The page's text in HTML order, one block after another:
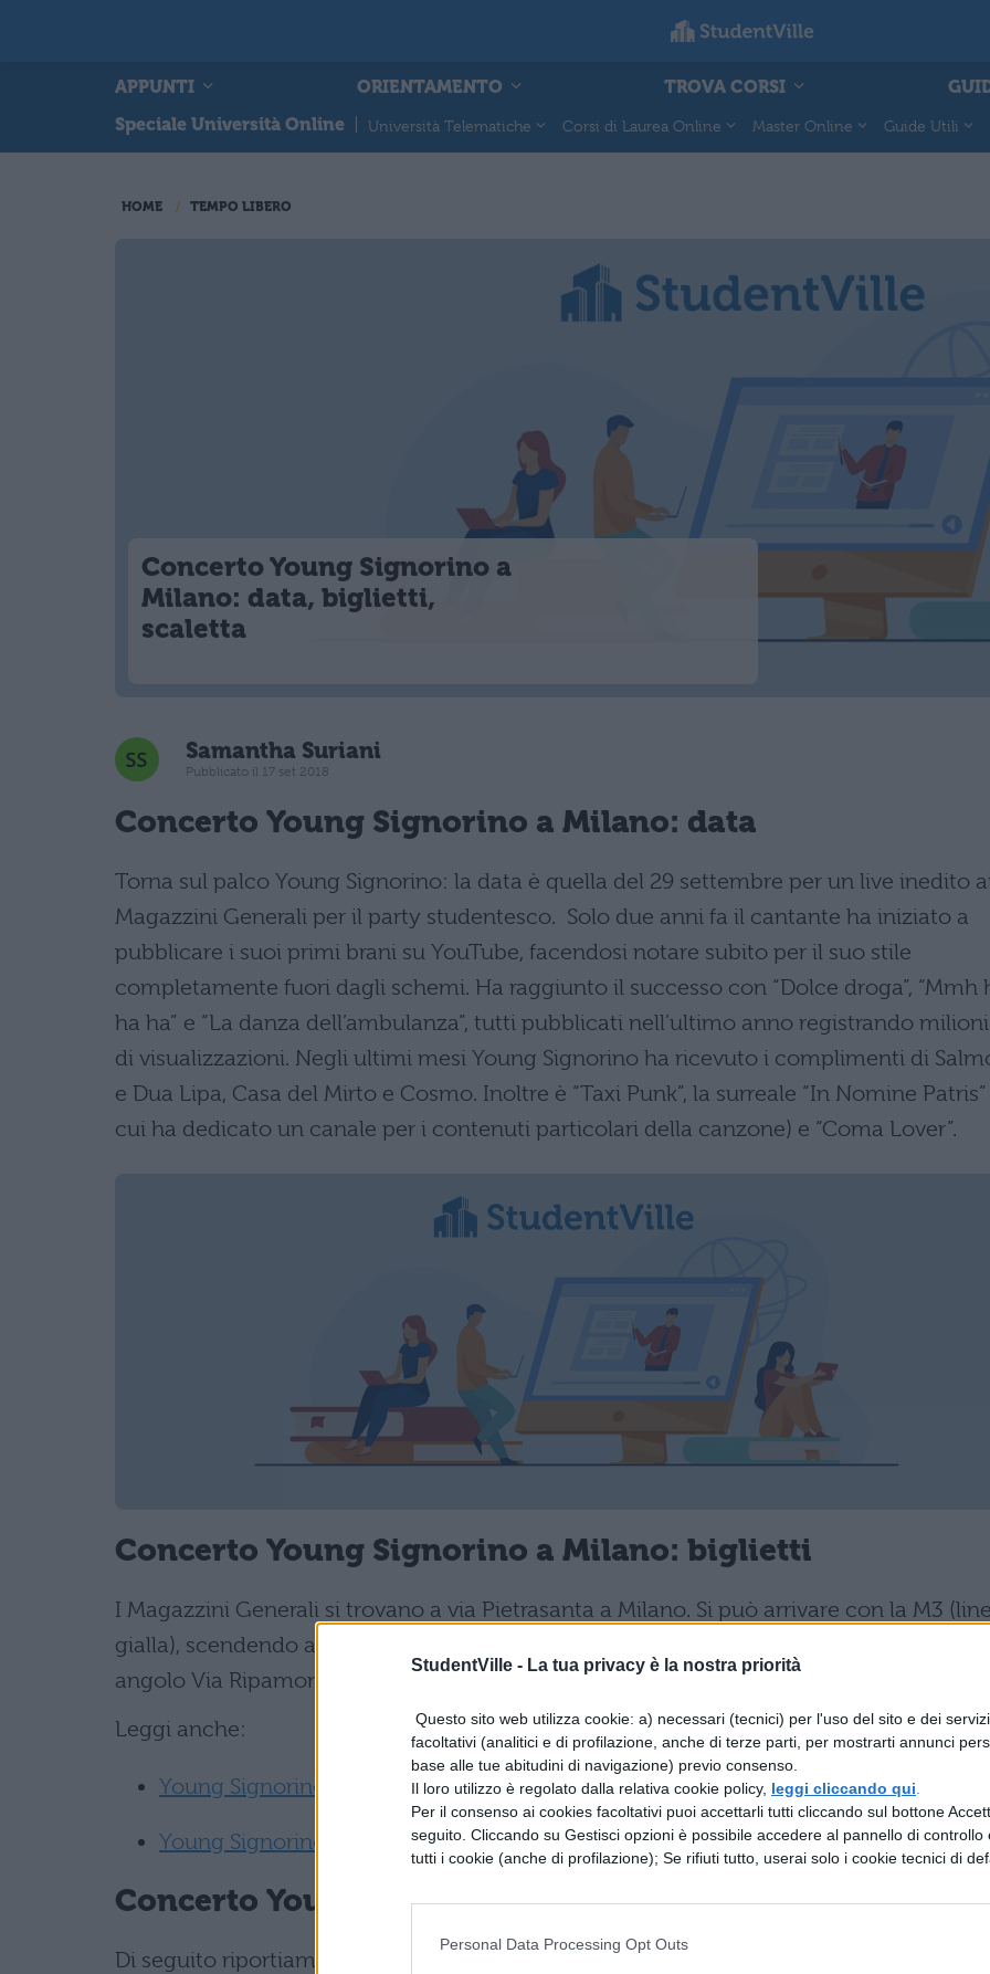
StudentVille - La tua privacy è la nostra priorità
Questo sito web utilizza cookie: a) necessari (tecnici) per l'uso del sito e dei
facoltativi (analitici e di profilazione, anche di terze parti, per mostrarti annunci
base alle tue abitudini di navigazione) previo consenso.
Il loro utilizzo è regolato dalla relativa cookie policy, leggi cliccando qui
Per il consenso ai cookies facoltativi puoi accettarli tutti cliccando sul bottone
seguito. Cliccando su Gestisci opzioni è possibile accedere al pannello di controllo
tutti i cookie (anche di profilazione); Se rifiuti tutto, userai solo i cookie tecnici di
Personal Data Processing Opt Outs
APPUNTI ORIENTAMENTO TROVA CORSI
Speciale Università Online
Università Telematiche Corsi di Laurea Online Master Online Guide Utili
HOME TEMPO LIBERO
Concerto Young Signorino a
Milano: data, biglietti,
scaletta
Samantha Suriani
Pubblicato il 17 set 2018
Concerto Young Signorino a Milano: data
Torna sul palco Young Signorino: la data è quella del 29 settembre per un live inedito
Magazzini Generali per il party studentesco. Solo due anni fa il cantante ha iniziato a
pubblicare i suoi primi brani su YouTube, facendosi notare subito per il suo stile
completamente fuori dagli schemi. Ha raggiunto il successo con “Dolce droga”, “Mmh
ha ha” e “La danza dell’ambulanza”, tutti pubblicati nell’ultimo anno registrando milioni
di visualizzazioni. Negli ultimi mesi Young Signorino ha ricevuto i complimenti di
e Dua Lipa, Casa del Mirto e Cosmo. Inoltre è “Taxi Punk”, la surreale “In Nomine
cui ha dedicato un canale per i contenuti particolari della canzone) e “Coma Lover”.
Concerto Young Signorino a Milano: biglietti
I Magazzini Generali si trovano a via Pietrasanta a Milano. Si può arrivare con la M3
gialla), scendendo alla fermata Lodi, oppure con l’autobus 90 alla fermata di Viale
angolo Via Ripamonti. Biglietti a 15 euro. Tavoli: Trattativa riservata – info 025393948.
Leggi anche:
Young Signorino: album, canzoni e interviste
Young Signorino: vita, età, tatuaggi e figlio
Concerto Young Signorino a Milano: scaletta
Di seguito riportiamo la
proposta nell’ultimo concerto avvenuto a maggio a